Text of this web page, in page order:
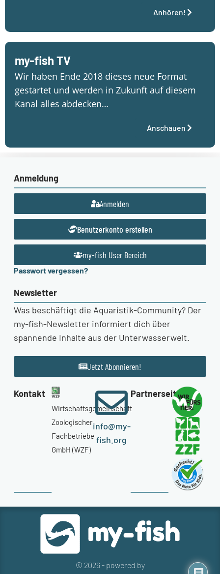
Anhören!
my-fish TV
Wir haben Ende 2018 dieses neue Format
gestartet und werden in Zukunft auf diesem
Kanal alles abdecken…
Anschauen
Anmeldung
Anmelden
Benutzerkonto erstellen
my-fish User Bereich
Passwort vergessen?
Newsletter
Was beschäftigt die Aquaristik-Community? Der
my-fish-Newsletter informiert dich über
spannende Inhalte aus der Unterwasserwelt.
Jetzt Abonnieren!
Kontakt
Wirtschaftsgemeinschaft
Zoologischer
Fachbetriebe
GmbH (WZF)
info@my-
fish.org
Partnerseiten
© 2026 - powered by